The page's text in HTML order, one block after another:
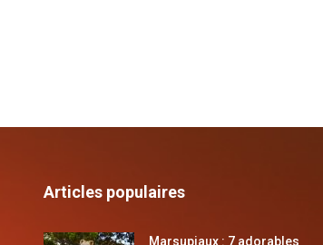
Articles populaires
Marsupiaux : 7 adorables